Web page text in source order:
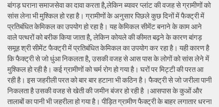
बांगड़ घराना समाजसेवा का दावा करता है,लेकिन ब्यावर प्लांट की वजह से ग्रामीणों को
सांस लेना भी मुश्किल हो रहा है। ग्रामीणों के अनुसार पिछले कुछ दिनों में फैक्ट्री में
प्रतिबंधित केमिकल का उपयोग हो रहा है। यह केमिकल सीमेंट बनाने के काम आने
वाले पत्थरों को बरीक किया जाता है, लेकिन कोयले की कीमत बढ़ने के कारण बांगड़
समूह श्री सीमेंट फैक्ट्री में प्रतिबंधित केमिकल का उपयोग कर रहा है। यही कारण है
कि फैक्ट्री से जो धुंआ निकलता है, उसकी वजह से आस पास के लोगों को सांस लेने में
मुश्किल हो रही है। कई ग्रामीणों को चर्म रोग हो गया है। घरों पर मिट्टी की परत आ
रही है। इस जहरीली परत को बार बार हटाना भी कठिन है। फैक्ट्री से जो जरीला पानी
निकलता है उसकी वजह से खेती की जमीन बंजर हो रही है ।आसपास के कुओं और
तालाबों का पानी भी जहरीला हो गया है। पीड़ित ग्रामीण फैक्ट्री के बाहर लगातार धरना